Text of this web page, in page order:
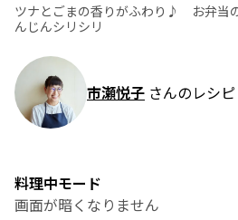
ツナとごまの香りがふわり♪ お弁当
んじんシリシリ
市瀬悦子 さんのレシピ
料理中モード
画面が暗くなりません